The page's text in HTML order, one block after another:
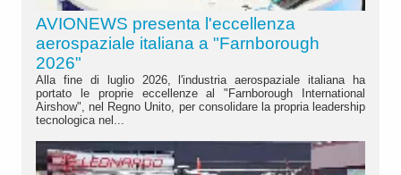
AVIONEWS presenta l'eccellenza
aerospaziale italiana a "Farnborough
2026"
Alla fine di luglio 2026, l'industria aerospaziale italiana ha
portato le proprie eccellenze al "Farnborough International
Airshow", nel Regno Unito, per consolidare la propria leadership
tecnologica nel...